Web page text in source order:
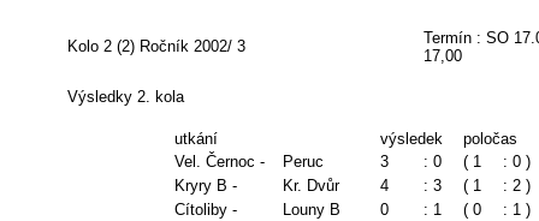
Kolo 2 (2) Ročník 2002/ 3
Termín : SO
17,00
Výsledky 2. kola
utkání výsledek
poločas
Vel. Černoc -
Peruc 3 : 0 ( 1
: 0 )
Kryry B -
Kr. Dvůr 4 : 3 ( 1
: 2 )
Cítoliby -
Louny B 0 : 1 ( 0
: 1 )